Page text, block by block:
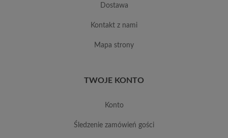
dostawa
kontakt z nami
mapa strony
TWOJE KONTO
konto
śledzenie zamówień gości